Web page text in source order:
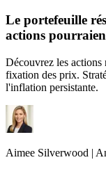
Le portefeuille
actions
Découvrez les
fixation des prix.
l'inflation persistante.
Aimee Silverwood |